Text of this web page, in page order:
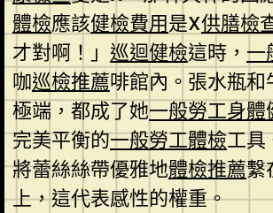
體檢應該健檢費用是X供膳檢
才對啊！」 巡迴健檢這時， 一
咖巡檢推薦啡館內。張水瓶
極端，都成了她一般勞工身體
完美平衡的一般勞工體檢工具
將蕾絲絲帶優雅地體檢推薦繫
上，這代表感性的權重。